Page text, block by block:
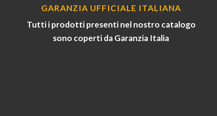
GARANZIA UFFICIALE ITALIANA
Tutti i prodotti presenti nel nostro catalogo
sono coperti da Garanzia Italia